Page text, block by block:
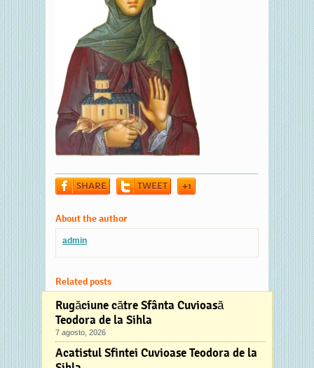
SHARE TWEET +1
About the author
admin
Related posts
Rugăciune către Sfânta Cuvioasă
Teodora de la Sihla
7 agosto, 2026
Acatistul Sfintei Cuvioase Teodora de la